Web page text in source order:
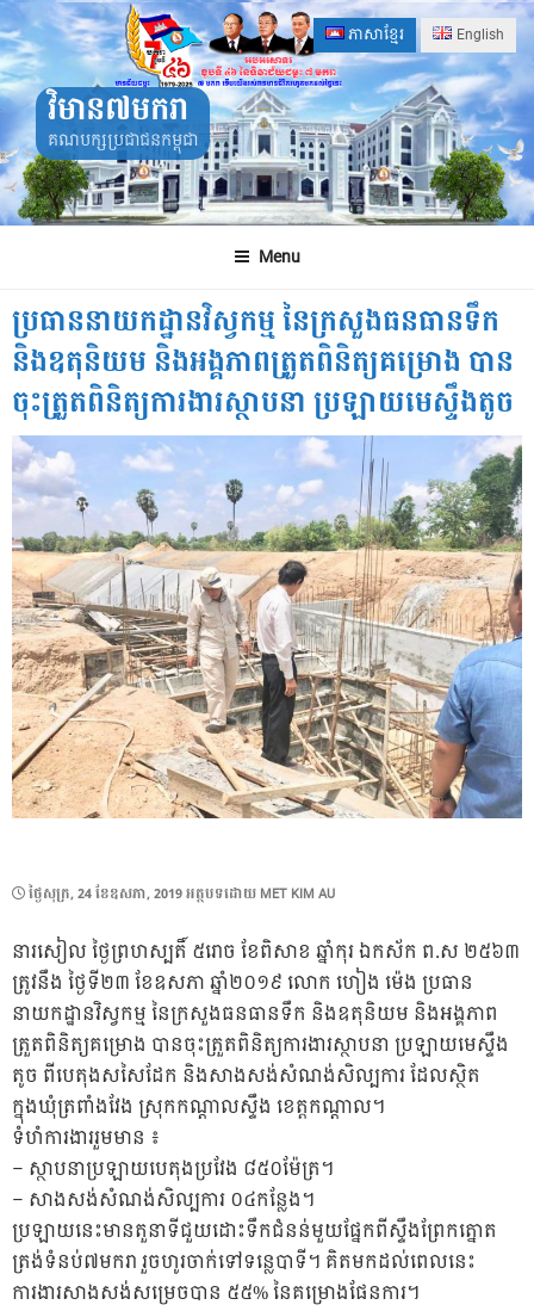
Skip
to
content
ភាសាខ្មែរ English
វិមាន៧មករា
គណបក្សប្រជាជនកម្ពុជា
Menu
ប្រធាននាយកដ្ឋានវិស្វកម្ម នៃក្រសួងធនធានទឹក
និងឧតុនិយម និងអង្គភាពត្រួតពិនិត្យគម្រោង បាន
ចុះត្រួតពិនិត្យការងារស្ថាបនា ប្រឡាយមេស្ទឹងតូច
POSTED
ថ្ងៃ​សុក្រ, 24 ខែ​ឧសភា, 2019អត្ថបទដោយ MET KIM AU
នារសៀល ថៃ្ងព្រហស្បតិ៍ ៥រោច ខែពិសាខ ឆ្នាំកុរ ឯកស័ក ព.ស ២៥៦៣
ត្រូវនឹង ថៃ្ងទី២៣ ខែឧសភា ឆ្នាំ២០១៩ លោក ហៀង ម៉េង ប្រធាន
នាយកដ្ឋានវិស្វកម្ម នៃក្រសួងធនធានទឹក និងឧតុនិយម និងអង្គភាព
ត្រួតពិនិត្យគម្រោង បានចុះត្រួតពិនិត្យការងារស្ថាបនា ប្រឡាយមេស្ទឹង
តូច ពីបេតុងសសៃដែក និងសាងសង់សំណង់សិល្បការ ដែលស្ថិត
ក្នុងឃុំត្រពាំងវែង ស្រុកកណ្តាលស្ទឹង ខេត្តកណ្តាល។
ទំហំការងាររួមមាន ៖
– ស្ថាបនាប្រឡាយបេតុងប្រវែង ៨៥០ម៉ែត្រ។
– សាងសង់សំណង់សិល្បការ ០៤កន្លែង។
ប្រឡាយនេះមានតួនាទីជួយដោះទឹកជំនន់មួយផ្នែកពីស្ទឹងព្រែកត្នោត
ត្រង់ទំនប់៧មករា រួចហូរចាក់ទៅទន្លេបាទី។ គិតមកដល់ពេលនេះ
ការងារសាងសង់សម្រេចបាន ៥៥% នៃគម្រោងផែនការ។